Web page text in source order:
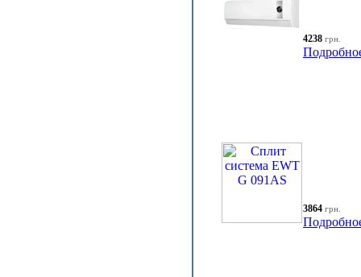
4238 грн.
3864 грн.